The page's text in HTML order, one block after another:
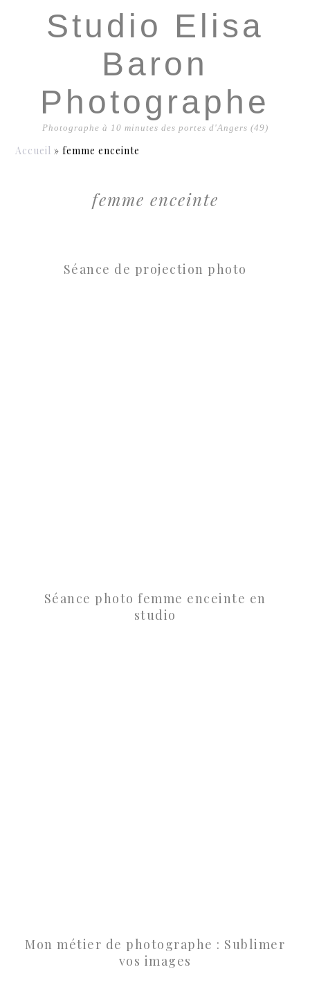
Studio Elisa
Baron
Photographe
Photographe à 10 minutes des portes d'Angers (49)
Accueil »femme enceinte
femme enceinte
Séance de projection photo
Séance photo femme enceinte en
studio
Mon métier de photographe : Sublimer
vos images